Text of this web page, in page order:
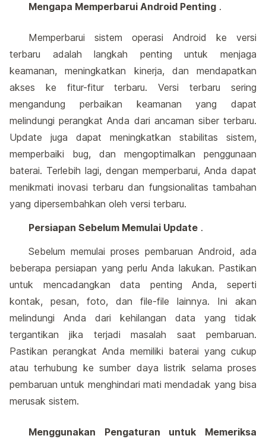
Mengapa Memperbarui Android Penting .
Memperbarui sistem operasi Android ke versi
terbaru adalah langkah penting untuk menjaga
keamanan, meningkatkan kinerja, dan mendapatkan
akses ke fitur-fitur terbaru. Versi terbaru sering
mengandung perbaikan keamanan yang dapat
melindungi perangkat Anda dari ancaman siber terbaru.
Update juga dapat meningkatkan stabilitas sistem,
memperbaiki bug, dan mengoptimalkan penggunaan
baterai. Terlebih lagi, dengan memperbarui, Anda dapat
menikmati inovasi terbaru dan fungsionalitas tambahan
yang dipersembahkan oleh versi terbaru.
Persiapan Sebelum Memulai Update .
Sebelum memulai proses pembaruan Android, ada
beberapa persiapan yang perlu Anda lakukan. Pastikan
untuk mencadangkan data penting Anda, seperti
kontak, pesan, foto, dan file-file lainnya. Ini akan
melindungi Anda dari kehilangan data yang tidak
tergantikan jika terjadi masalah saat pembaruan.
Pastikan perangkat Anda memiliki baterai yang cukup
atau terhubung ke sumber daya listrik selama proses
pembaruan untuk menghindari mati mendadak yang bisa
merusak sistem.
Menggunakan Pengaturan untuk Memeriksa